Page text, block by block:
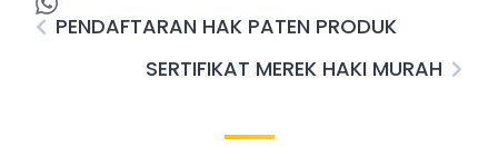
PENDAFTARAN HAK PATEN PRODUK
SERTIFIKAT MEREK HAKI MURAH